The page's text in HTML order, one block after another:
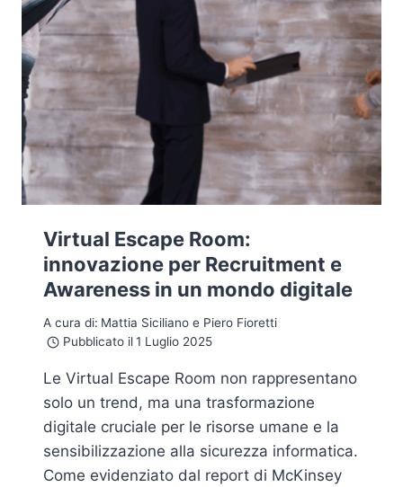
Virtual Escape Room:
innovazione per Recruitment e
Awareness in un mondo digitale
A cura di: Mattia Siciliano e Piero Fioretti
Pubblicato il 1 Luglio 2025
Le Virtual Escape Room non rappresentano
solo un trend, ma una trasformazione
digitale cruciale per le risorse umane e la
sensibilizzazione alla sicurezza informatica.
Come evidenziato dal report di McKinsey